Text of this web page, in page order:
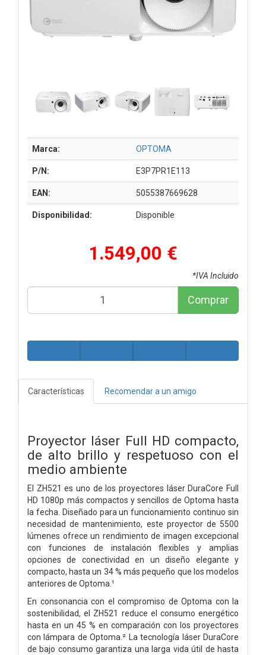
Marca: OPTOMA
P/N: E3P7PR1E113
EAN: 5055387669628
Disponibilidad: Disponible
1.549,00 €
*IVA Incluido
Comprar
Características Recomendar a un amigo
Proyector láser Full HD compacto,
de alto brillo y respetuoso con el
medio ambiente
El ZH521 es uno de los proyectores láser DuraCore Full
HD 1080p más compactos y sencillos de Optoma hasta
la fecha. Diseñado para un funcionamiento continuo sin
necesidad de mantenimiento, este proyector de 5500
lúmenes ofrece un rendimiento de imagen excepcional
con funciones de instalación flexibles y amplias
opciones de conectividad en un diseño elegante y
compacto, hasta un 34 % más pequeño que los modelos
anteriores de Optoma.¹
En consonancia con el compromiso de Optoma con la
sostenibilidad, el ZH521 reduce el consumo energético
hasta en un 45 % en comparación con los proyectores
con lámpara de Optoma.² La tecnología láser DuraCore
de bajo consumo garantiza una larga vida útil de hasta